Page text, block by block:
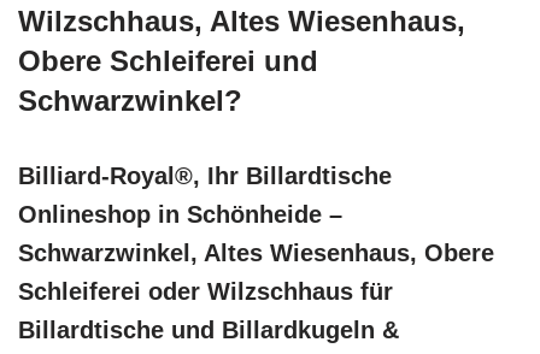
Wilzschhaus, Altes Wiesenhaus,
Obere Schleiferei und
Schwarzwinkel?
Billiard-Royal®, Ihr Billardtische
Onlineshop in Schönheide –
Schwarzwinkel, Altes Wiesenhaus, Obere
Schleiferei oder Wilzschhaus für
Billardtische und Billardkugeln &